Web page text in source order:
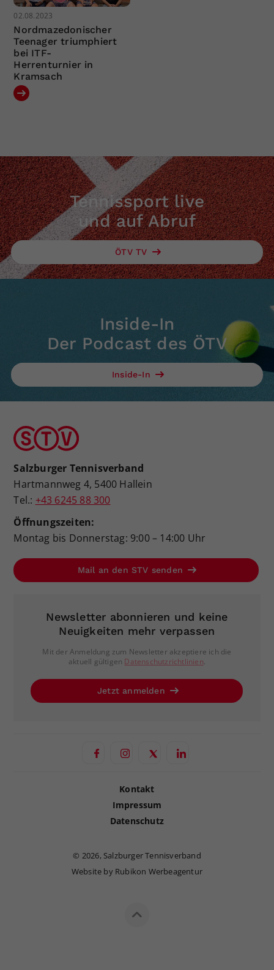
02.08.2023
Nordmazedonischer
Teenager triumphiert
bei ITF-
Herrenturnier in
Kramsach
Tennissport live
und auf Abruf
ÖTV TV
Inside-In
Der Podcast des ÖTV
Inside-In
Salzburger Tennisverband
Hartmannweg 4, 5400 Hallein
Tel.: +43 6245 88 300
Öffnungszeiten:
Montag bis Donnerstag: 9:00 – 14:00 Uhr
Mail an den STV senden
Newsletter abonnieren und keine
Neuigkeiten mehr verpassen
Mit der Anmeldung zum Newsletter akzeptiere ich die
aktuell gültigen Datenschutzrichtlinien.
Jetzt anmelden
Kontakt
Impressum
Datenschutz
© 2026, Salzburger Tennisverband
Website by Rubikon Werbeagentur